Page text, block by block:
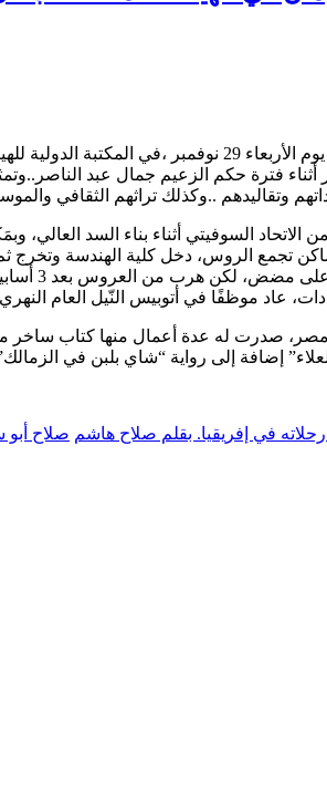
تمت مناقشة رواية ( ماتريوشكا من اسوان)، للكاتب
فترة حكم الزعيم جمال عبد
وتقاليدهم ..وكذلك تراثهم الثقافي
السوفيتي أثناء بناء السد
تجمع الروس، دخل كلية الهندسة
هناك
عاد موظفًا في أتوبيس النّيل العام
عضو باتحاد كتاب مصر، صدرت له عدة أعمال
إضافة إلى رواية “شاي بلبن في
في إفريقيا. بقلم صلاح هاشم صلاح أبو سيف